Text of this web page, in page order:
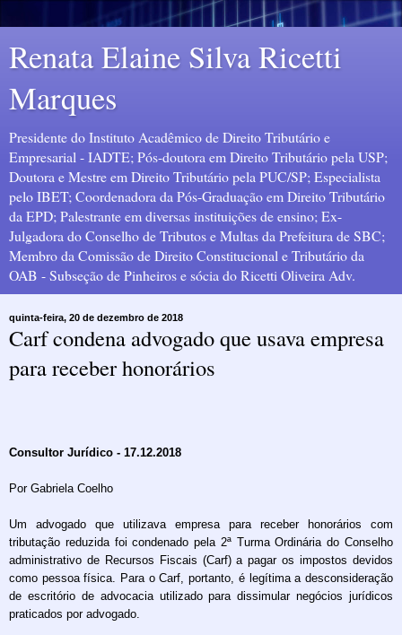
Renata Elaine Silva Ricetti
Marques
Presidente do Instituto Acadêmico de Direito Tributário e
Empresarial - IADTE; Pós-doutora em Direito Tributário pela USP;
Doutora e Mestre em Direito Tributário pela PUC/SP; Especialista
pelo IBET; Coordenadora da Pós-Graduação em Direito Tributário
da EPD; Palestrante em diversas instituições de ensino; Ex-
Julgadora do Conselho de Tributos e Multas da Prefeitura de SBC;
Membro da Comissão de Direito Constitucional e Tributário da
OAB - Subseção de Pinheiros e sócia do Ricetti Oliveira Adv.
quinta-feira, 20 de dezembro de 2018
Carf condena advogado que usava empresa
para receber honorários
Consultor Jurídico - 17.12.2018
Por Gabriela Coelho
Um advogado que utilizava empresa para receber honorários com
tributação reduzida foi condenado pela 2ª Turma Ordinária do Conselho
administrativo de Recursos Fiscais (Carf) a pagar os impostos devidos
como pessoa física. Para o Carf, portanto, é legítima a desconsideração
de escritório de advocacia utilizado para dissimular negócios jurídicos
praticados por advogado.